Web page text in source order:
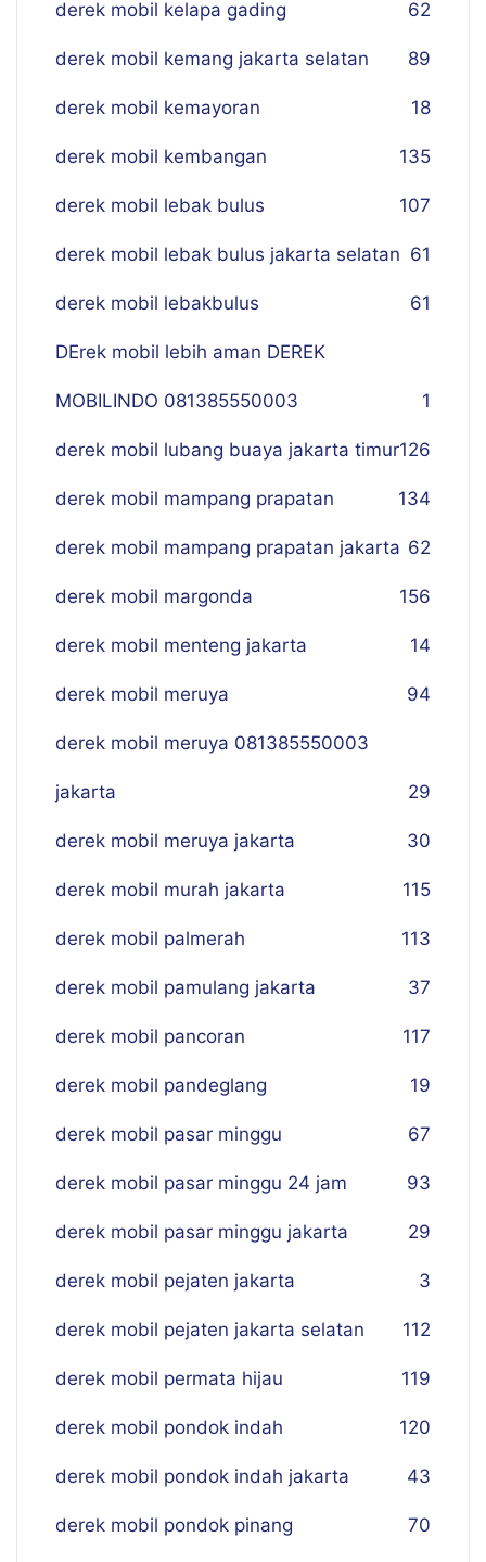
derek mobil kelapa gading 62
derek mobil kemang jakarta selatan 89
derek mobil kemayoran 18
derek mobil kembangan 135
derek mobil lebak bulus 107
derek mobil lebak bulus jakarta selatan 61
derek mobil lebakbulus 61
DErek mobil lebih aman DEREK
MOBILINDO 081385550003 1
derek mobil lubang buaya jakarta timur126
derek mobil mampang prapatan 134
derek mobil mampang prapatan jakarta 62
derek mobil margonda 156
derek mobil menteng jakarta 14
derek mobil meruya 94
derek mobil meruya 081385550003
jakarta 29
derek mobil meruya jakarta 30
derek mobil murah jakarta 115
derek mobil palmerah 113
derek mobil pamulang jakarta 37
derek mobil pancoran 117
derek mobil pandeglang 19
derek mobil pasar minggu 67
derek mobil pasar minggu 24 jam 93
derek mobil pasar minggu jakarta 29
derek mobil pejaten jakarta 3
derek mobil pejaten jakarta selatan 112
derek mobil permata hijau 119
derek mobil pondok indah 120
derek mobil pondok indah jakarta 43
derek mobil pondok pinang 70